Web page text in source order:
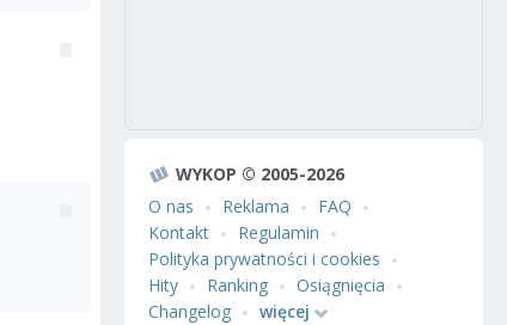
WYKOP © 2005-2026
O nas
Reklama
FAQ
Kontakt
Regulamin
Polityka prywatności i cookies
Hity
Ranking
Osiągnięcia
Changelog
więcej